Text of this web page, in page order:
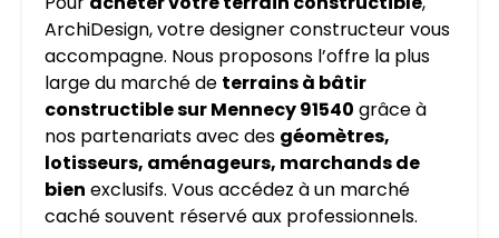
ArchiDesign, votre designer constructeur vous
accompagne. Nous proposons l’offre la plus
large du marché de terrains à bâtir
constructible sur Mennecy 91540 grâce à
nos partenariats avec des géomètres,
lotisseurs, aménageurs, marchands de
bien exclusifs. Vous accédez à un marché
caché souvent réservé aux professionnels.